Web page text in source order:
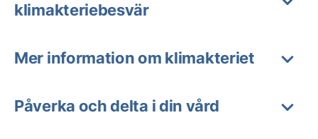
klimakteriebesvär
Mer information om klimakteriet
Påverka och delta i din vård